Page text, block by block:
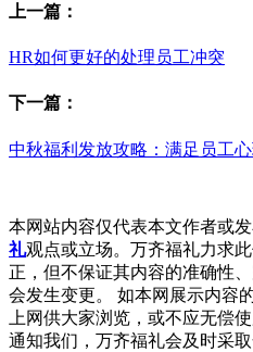
上一篇：
HR如何更好的处理员工冲突
下一篇：
中秋福利发放攻略：满足员工
本网站内容仅代表本文作者或
礼观点或立场。万齐福礼力求
正，但不保证其内容的准确性
会发生变更。 如本网展示内容
上网供大家浏览，或不应无偿
通知我们，万齐福礼会及时采